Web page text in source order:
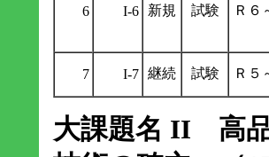
6 I-6 新規 試験 Ｒ６
7 I-7 継続 試験 Ｒ５
大課題名 II 高品